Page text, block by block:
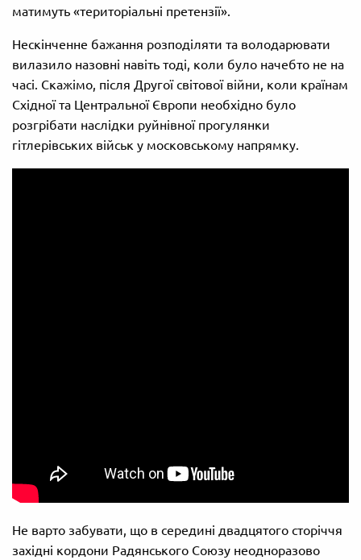
матимуть «територіальні претензії».
Нескінченне бажання розподіляти та володарювати
вилазило назовні навіть тоді, коли було начебто не на
часі. Скажімо, після Другої світової війни, коли країнам
Східної та Центральної Європи необхідно було
розгрібати наслідки руйнівної прогулянки
гітлерівських військ у московському напрямку.
Не варто забувати, що в середині двадцятого сторіччя
західні кордони Радянського Союзу неодноразово